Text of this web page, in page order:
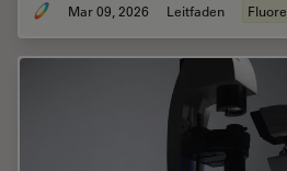
Mar 09, 2026 Leitfaden